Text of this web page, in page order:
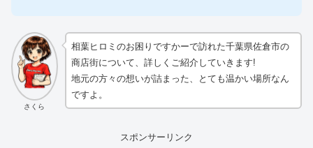
さくら
相葉ヒロミのお困りですかーで訪れた千葉県佐倉市の
商店街について、詳しくご紹介していきます!
地元の方々の想いが詰まった、とても温かい場所なん
ですよ。
スポンサーリンク